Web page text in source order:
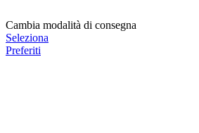
Cambia modalità di consegna
Seleziona
Preferiti